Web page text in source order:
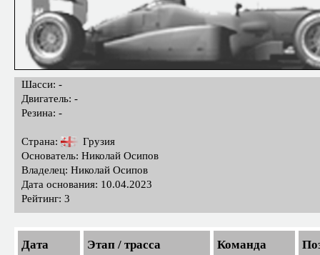
Шасси: -
Двигатель: -
Резина: -
Страна:
Грузия
Основатель: Николай Осипов
Владелец: Николай Осипов
Дата основания: 10.04.2023
Рейтинг: 3
Дата Этап / трасса Команда